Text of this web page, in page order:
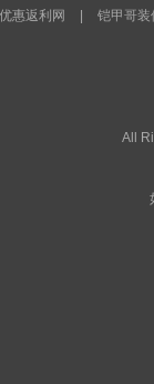
惠返利网 铠甲哥装
All